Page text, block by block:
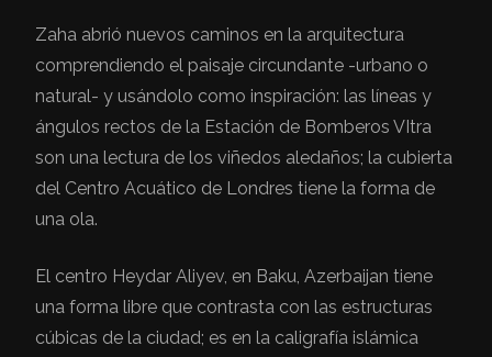
Zaha abrió nuevos caminos en la arquitectura
comprendiendo el paisaje circundante -urbano o
natural- y usándolo como inspiración: las líneas y
ángulos rectos de la Estación de Bomberos VItra
son una lectura de los viñedos aledaños; la cubierta
del Centro Acuático de Londres tiene la forma de
una ola.
El centro Heydar Aliyev, en Baku, Azerbaijan tiene
una forma libre que contrasta con las estructuras
cúbicas de la ciudad; es en la caligrafía islámica